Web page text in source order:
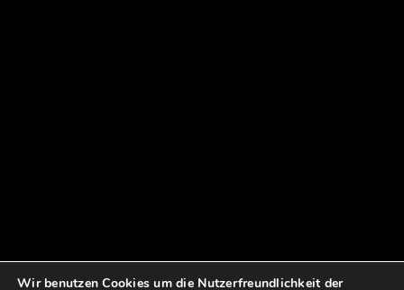
Wir benutzen Cookies um die Nutzerfreundlichkeit der